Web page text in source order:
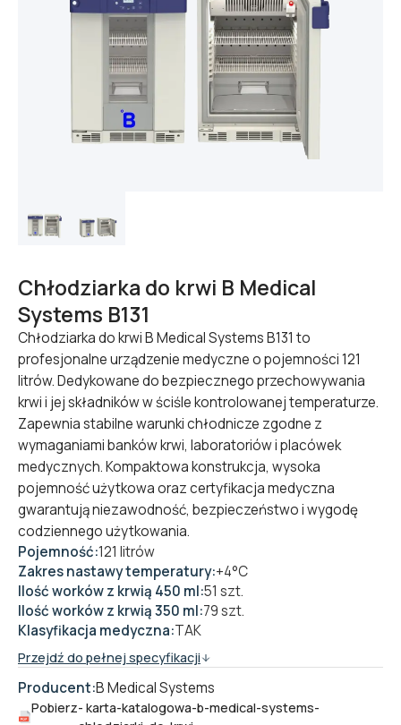
Chłodziarka do krwi B Medical
Systems B131
Chłodziarka do krwi B Medical Systems B131 to
profesjonalne urządzenie medyczne o pojemności 121
litrów. Dedykowane do bezpiecznego przechowywania
krwi i jej składników w ściśle kontrolowanej temperaturze.
Zapewnia stabilne warunki chłodnicze zgodne z
wymaganiami banków krwi, laboratoriów i placówek
medycznych. Kompaktowa konstrukcja, wysoka
pojemność użytkowa oraz certyfikacja medyczna
gwarantują niezawodność, bezpieczeństwo i wygodę
codziennego użytkowania.
Pojemność:121 litrów
Zakres nastawy temperatury:+4°C
Ilość worków z krwią 450 ml:51 szt.
Ilość worków z krwią 350 ml:79 szt.
Klasyfikacja medyczna:TAK
Przejdź do pełnej specyfikacji
Producent:B Medical Systems
Pobierz- karta-katalogowa-b-medical-systems-